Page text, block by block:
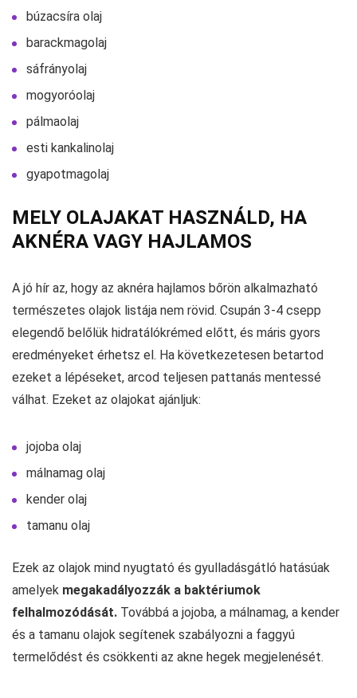
búzacsíra olaj
barackmagolaj
sáfrányolaj
mogyoróolaj
pálmaolaj
esti kankalinolaj
gyapotmagolaj
MELY OLAJAKAT HASZNÁLD, HA
AKNÉRA VAGY HAJLAMOS
A jó hír az, hogy az aknéra hajlamos bőrön alkalmazható
természetes olajok listája nem rövid. Csupán 3-4 csepp
elegendő belőlük hidratálókrémed előtt, és máris gyors
eredményeket érhetsz el. Ha következetesen betartod
ezeket a lépéseket, arcod teljesen pattanás mentessé
válhat. Ezeket az olajokat ajánljuk:
jojoba olaj
málnamag olaj
kender olaj
tamanu olaj
Ezek az olajok mind nyugtató és gyulladásgátló hatásúak
amelyek megakadályozzák a baktériumok
felhalmozódását. Továbbá a jojoba, a málnamag, a kender
és a tamanu olajok segítenek szabályozni a faggyú
termelődést és csökkenti az akne hegek megjelenését.